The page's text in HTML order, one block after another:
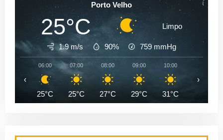
Porto Velho
25°C Limpo
1.9 m/s 90% 759 mmHg
06:00
25°C
07:00
25°C
08:00
27°C
09:00
29°C
10:00
31°C
‹ ›